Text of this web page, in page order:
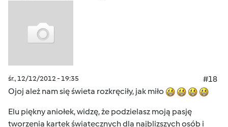
śr., 12/12/2012 - 19:35
#18
Ojoj ależ nam się świeta rozkręciły, jak miło
Elu piękny aniołek, widzę, że podzielasz moją pasję
tworzenia kartek światecznych dla najblizszych osób i